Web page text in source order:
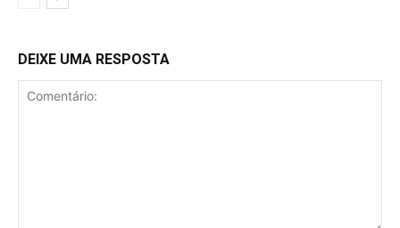
DEIXE UMA RESPOSTA